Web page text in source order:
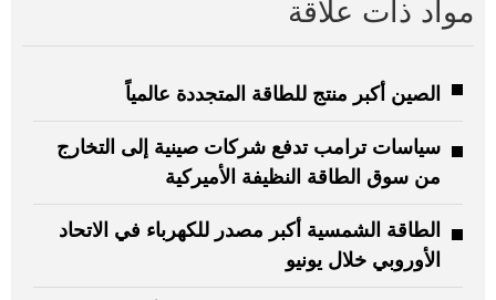
مواد ذات علاقة
الصين أكبر منتج للطاقة المتجددة عالمياً
سياسات ترامب تدفع شركات صينية إلى التخارج
من سوق الطاقة النظيفة الأميركية
الطاقة الشمسية أكبر مصدر للكهرباء في الاتحاد
الأوروبي خلال يونيو